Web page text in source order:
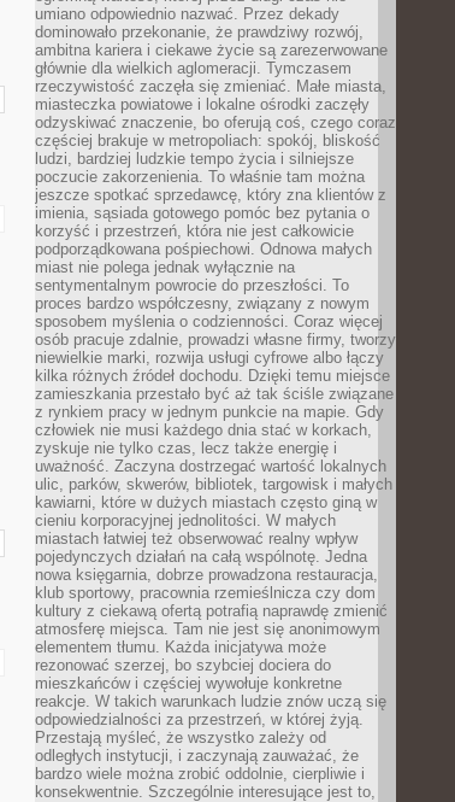
umiano odpowiednio nazwać. Przez dekady
dominowało przekonanie, że prawdziwy rozwój,
ambitna kariera i ciekawe życie są zarezerwowane
głównie dla wielkich aglomeracji. Tymczasem
rzeczywistość zaczęła się zmieniać. Małe miasta,
miasteczka powiatowe i lokalne ośrodki zaczęły
odzyskiwać znaczenie, bo oferują coś, czego coraz
częściej brakuje w metropoliach: spokój, bliskość
ludzi, bardziej ludzkie tempo życia i silniejsze
poczucie zakorzenienia. To właśnie tam można
jeszcze spotkać sprzedawcę, który zna klientów z
imienia, sąsiada gotowego pomóc bez pytania o
korzyść i przestrzeń, która nie jest całkowicie
podporządkowana pośpiechowi. Odnowa małych
miast nie polega jednak wyłącznie na
sentymentalnym powrocie do przeszłości. To
proces bardzo współczesny, związany z nowym
sposobem myślenia o codzienności. Coraz więcej
osób pracuje zdalnie, prowadzi własne firmy, tworzy
niewielkie marki, rozwija usługi cyfrowe albo łączy
kilka różnych źródeł dochodu. Dzięki temu miejsce
zamieszkania przestało być aż tak ściśle związane
z rynkiem pracy w jednym punkcie na mapie. Gdy
człowiek nie musi każdego dnia stać w korkach,
zyskuje nie tylko czas, lecz także energię i
uważność. Zaczyna dostrzegać wartość lokalnych
ulic, parków, skwerów, bibliotek, targowisk i małych
kawiarni, które w dużych miastach często giną w
cieniu korporacyjnej jednolitości. W małych
miastach łatwiej też obserwować realny wpływ
pojedynczych działań na całą wspólnotę. Jedna
nowa księgarnia, dobrze prowadzona restauracja,
klub sportowy, pracownia rzemieślnicza czy dom
kultury z ciekawą ofertą potrafią naprawdę zmienić
atmosferę miejsca. Tam nie jest się anonimowym
elementem tłumu. Każda inicjatywa może
rezonować szerzej, bo szybciej dociera do
mieszkańców i częściej wywołuje konkretne
reakcje. W takich warunkach ludzie znów uczą się
odpowiedzialności za przestrzeń, w której żyją.
Przestają myśleć, że wszystko zależy od
odległych instytucji, i zaczynają zauważać, że
bardzo wiele można zrobić oddolnie, cierpliwie i
konsekwentnie. Szczególnie interesujące jest to,